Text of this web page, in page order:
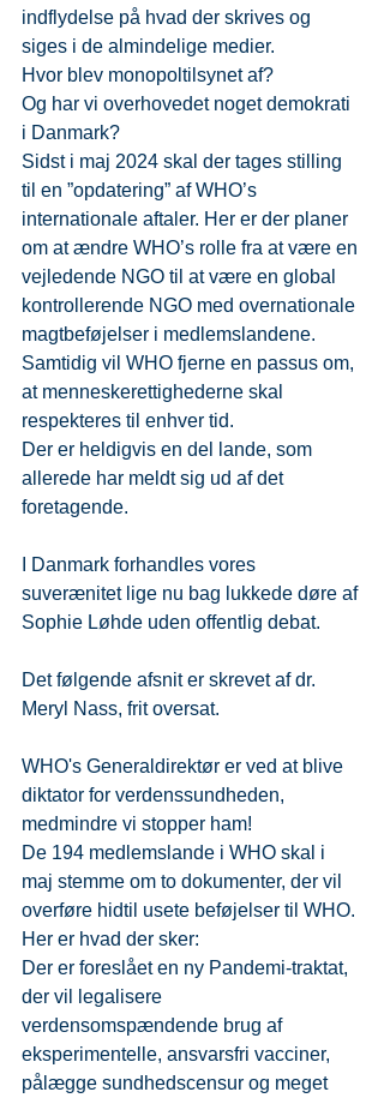
indflydelse på hvad der skrives og
siges i de almindelige medier.
Hvor blev monopoltilsynet af?
Og har vi overhovedet noget demokrati
i Danmark?
Sidst i maj 2024 skal der tages stilling
til en ”opdatering” af WHO’s
internationale aftaler. Her er der planer
om at ændre WHO’s rolle fra at være en
vejledende NGO til at være en global
kontrollerende NGO med overnationale
magtbeføjelser i medlemslandene.
Samtidig vil WHO fjerne en passus om,
at menneskerettighederne skal
respekteres til enhver tid.
Der er heldigvis en del lande, som
allerede har meldt sig ud af det
foretagende.
I Danmark forhandles vores
suverænitet lige nu bag lukkede døre af
Sophie Løhde uden offentlig debat.
Det følgende afsnit er skrevet af dr.
Meryl Nass, frit oversat.
WHO's Generaldirektør er ved at blive
diktator for verdenssundheden,
medmindre vi stopper ham!
De 194 medlemslande i WHO skal i
maj stemme om to dokumenter, der vil
overføre hidtil usete beføjelser til WHO.
Her er hvad der sker:
Der er foreslået en ny Pandemi-traktat,
der vil legalisere
verdensomspændende brug af
eksperimentelle, ansvarsfri vacciner,
pålægge sundhedscensur og meget